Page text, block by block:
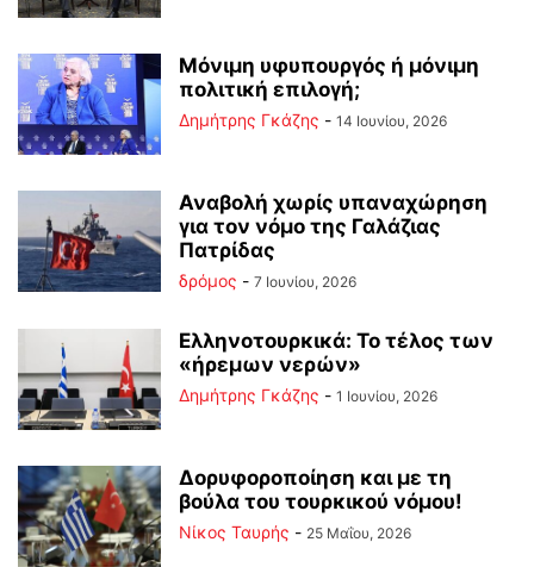
Μόνιμη υφυπουργός ή μόνιμη
πολιτική επιλογή;
Δημήτρης Γκάζης - 14 Ιουνίου, 2026
Αναβολή χωρίς υπαναχώρηση
για τον νόμο της Γαλάζιας
Πατρίδας
δρόμος - 7 Ιουνίου, 2026
Ελληνοτουρκικά: Το τέλος των
«ήρεμων νερών»
Δημήτρης Γκάζης - 1 Ιουνίου, 2026
Δορυφοροποίηση και με τη
βούλα του τουρκικού νόμου!
Νίκος Ταυρής - 25 Μαΐου, 2026